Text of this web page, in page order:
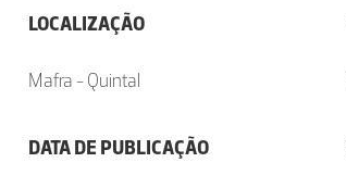
LOCALIZAÇÃO
Mafra - Quintal
DATA DE PUBLICAÇÃO